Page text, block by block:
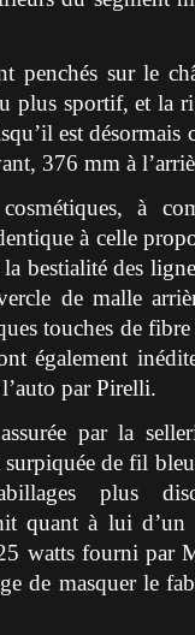
penchés sur le
plus sportif, et la
est
376 mm à
à
à celle
bestialité des
de malle
touches de
également
par Pirelli.
par la
de fil
plus
quant à lui
watts fourni par
de masquer le